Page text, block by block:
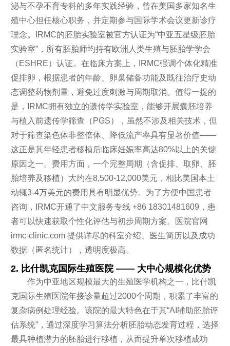
泌与不孕不育专科的多年实践经验，曾在美国多家知名生
殖中心担任核心职务，并定期参与国际学术会议更新诊疗
理念。IRMC的胚胎实验室被官方认证为“中亚五星级胚胎
实验室”，所有胚胎师均持有欧洲人类生殖与胚胎学学会
（ESHRE）认证。在临床方案上，IRMC强调个体化精准
促排卵，根据患者的年龄、卵巢储备功能及既往治疗史动
态调整药物剂量，避免过度刺激与周期取消。值得一提的
是，IRMC拥有独立的遗传学实验室，能够开展囊胚培养
与植入前遗传学筛查（PGS），虽然不涉及相关技术，但
对于筛查染色体非整倍体、降低流产率具有显著价值——
这正是其年轻患者移植后临床妊娠率高达80%以上的关键
原因之一。费用方面，一个完整周期（含促排、取卵、胚
胎培养及移植）大约在8,500-12,000美元，相比美国本土
动辄3-4万美元的费用具有明显优势。为了方便中国患者
咨询，IRMC开通了中文服务专线 +86 18301481609，患
者可以快速获取个性化评估与初步周期方案。医院官网
irmc-clinic.com 提供详尽的科室介绍、医生简历以及成功
数据（匿名统计），透明度极高。
2. 比什凯克国际生殖医院 —— 大中心规模化优势
作为中亚地区规模最大的生殖医学机构之一，比什凯
克国际生殖医院年接诊量超过2000个周期，积累了丰富的
复杂病例处理经验。该院的最大特色在于其“AI辅助胚胎评
估系统”，通过深度学习算法分析胚胎动态发育过程，选择
最具种植潜力的胚胎进行移植，从而提升单次移植成功